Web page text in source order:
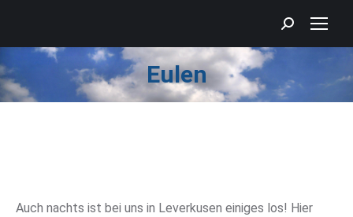
Search:
Eulen
Sie befinden sich hier:
Auch nachts ist bei uns in Leverkusen einiges los! Hier